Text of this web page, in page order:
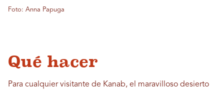
Foto: Anna Papuga
Qué hacer
Para cualquier visitante de Kanab, el maravilloso desierto